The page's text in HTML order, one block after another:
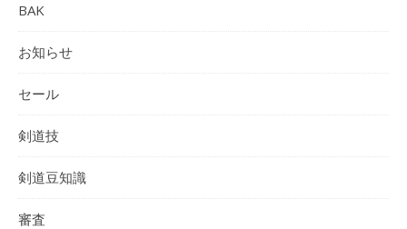
BAK
お知らせ
セール
剣道技
剣道豆知識
審査